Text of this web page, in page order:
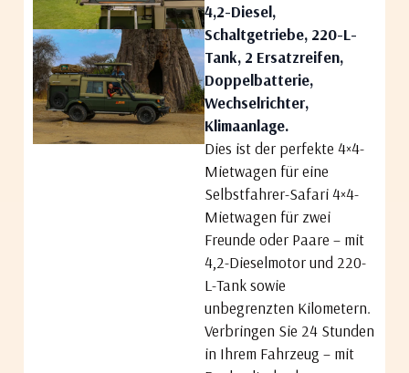
4,2-Diesel,
Schaltgetriebe, 220-L-
Tank, 2 Ersatzreifen,
Doppelbatterie,
Wechselrichter,
Klimaanlage.
Dies ist der perfekte 4×4-
Mietwagen für eine
Selbstfahrer-Safari4×4-
Mietwagen für zwei
Freunde oder Paare – mit
4,2-Dieselmotor und 220-
L-Tank sowie
unbegrenzten Kilometern.
Verbringen Sie 24 Stunden
in Ihrem Fahrzeug – mit